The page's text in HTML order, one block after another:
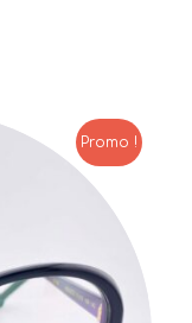
Promo !